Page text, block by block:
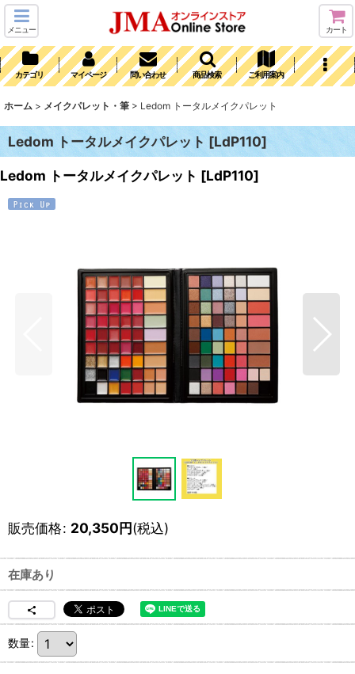
メニュー カート
カテゴリ マイページ 問い合わせ 商品検索 ご利用案内
ホーム > メイクパレット・筆 > Ledom トータルメイクパレット
Ledom トータルメイクパレット [LdP110]
Ledom トータルメイクパレット [LdP110]
販売価格: 20,350円(税込)
在庫あり
数量: